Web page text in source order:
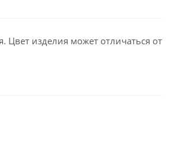
Цвет изделия может отличаться от